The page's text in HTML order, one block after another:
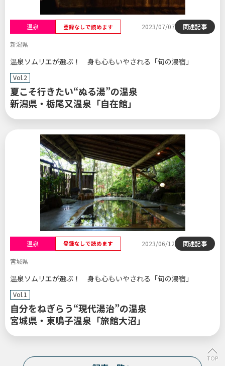
温泉 登録なしで読めます 2023/07/07
関連記事
新潟県
温泉ソムリエが選ぶ！ 身も心もいやされる「旬の湯宿」
Vol.2
夏こそ行きたい“ぬる湯”の温泉
新潟県・栃尾又温泉「自在館」
温泉 登録なしで読めます 2023/06/12
関連記事
宮城県
温泉ソムリエが選ぶ！ 身も心もいやされる「旬の湯宿」
Vol.1
自分をねぎらう“現代湯治”の温泉
宮城県・東鳴子温泉「旅館大沼」
TOP